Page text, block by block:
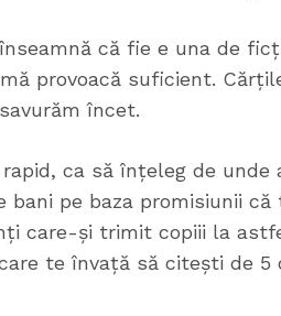
că fie e una de
provoacă suficient.
încet.
ca să înțeleg de unde
pe baza promisiunii
care-și trimit copiii la
te învață să citești de 5